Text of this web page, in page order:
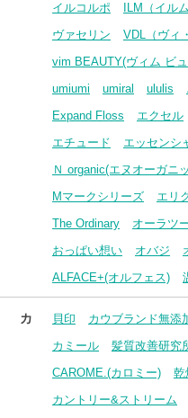
イルコルポ
ILM（イルム
ヴァセリン
VDL（ヴィ
vim BEAUTY(ヴィム ビ
umiumi
umiral ululis
Expand Floss
エクセル
エチュード
エッセンシ
Ｎ organic(エヌオーガニ
Mマークシリーズ
エリ
The Ordinary
オーラツ
おっぱい想い
オバジ
ALFACE+(オルフェス)
カ 貝印 カウブランド無添
カミール
髪質改善研究
CAROME.(カロミー)
乾
カントリー&ストリーム